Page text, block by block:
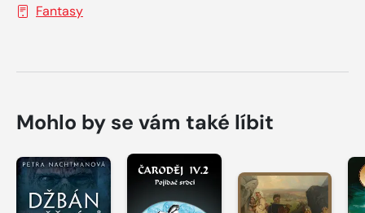
Fantasy
Mohlo by se vám také líbit